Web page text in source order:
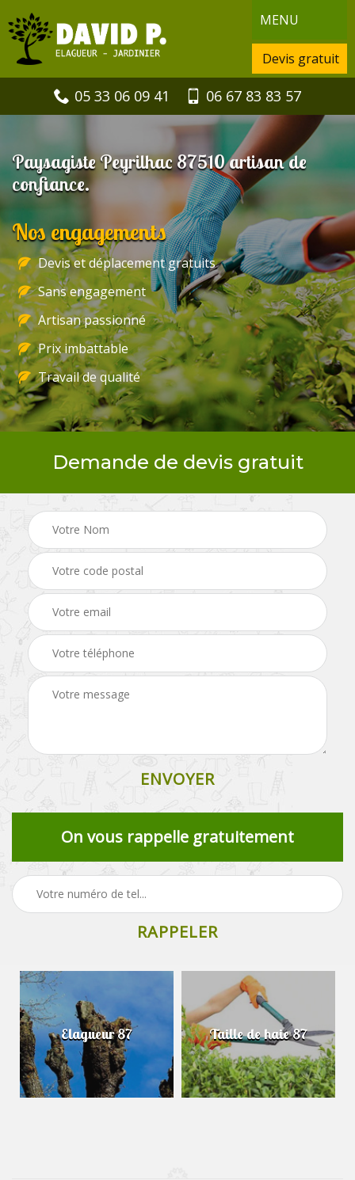
MENU
Devis gratuit
05 33 06 09 41 06 67 83 83 57
Paysagiste Peyrilhac 87510 artisan de
confiance.
Nos engagements
Devis et déplacement gratuits
Sans engagement
Artisan passionné
Prix imbattable
Travail de qualité
Demande de devis gratuit
On vous rappelle gratuitement
Elagueur 87 Taille de haie 87